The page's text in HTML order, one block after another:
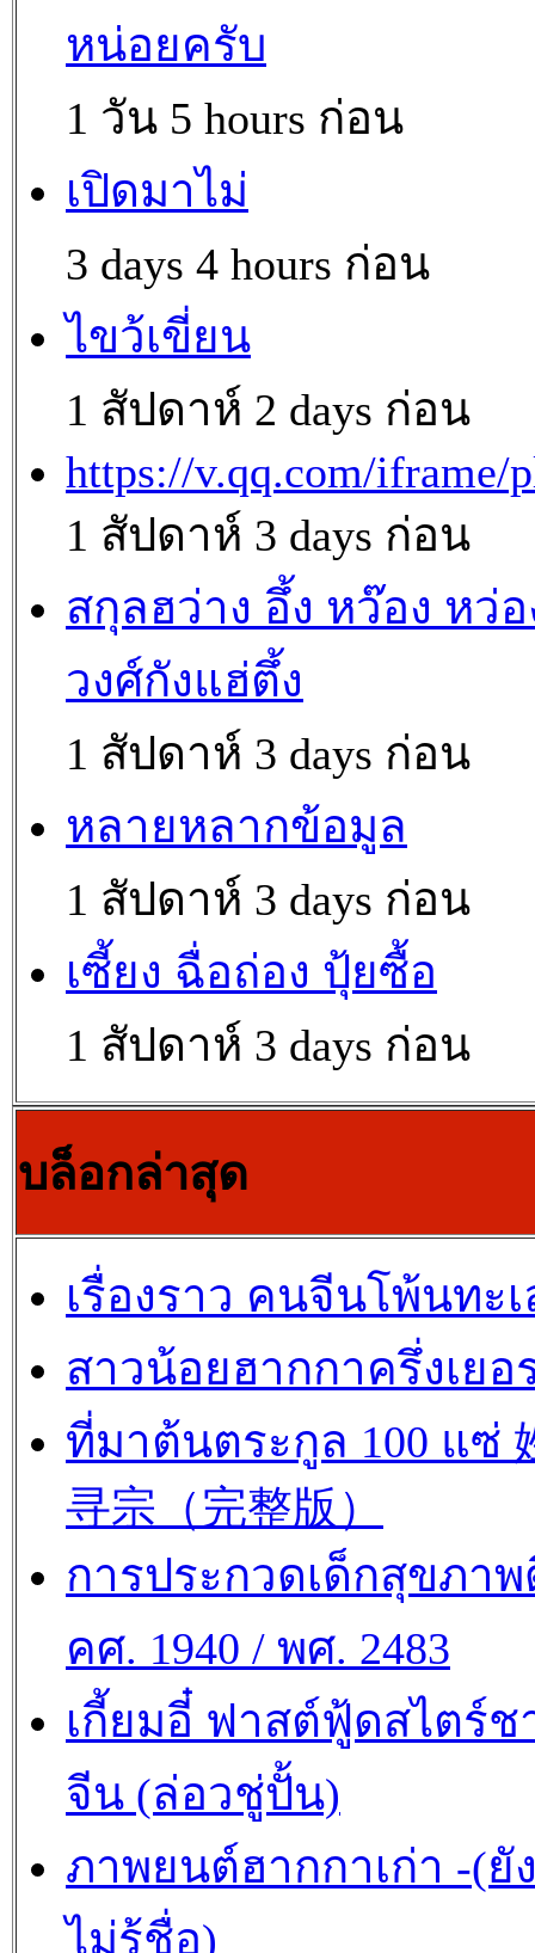
หน่อยครับ
1 วัน 5 hours ก่อน
เปิดมาไม่
3 days 4 hours ก่อน
ไขว้เขี่ยน
1 สัปดาห์ 2 days ก่อน
https://v.qq.com/iframe/
1 สัปดาห์ 3 days ก่อน
สกุลฮว่าง อึ้ง หว๊อง หว่อ
วงศ์กังแฮ่ตึ้ง
1 สัปดาห์ 3 days ก่อน
หลายหลากข้อมูล
1 สัปดาห์ 3 days ก่อน
เซี้ยง ฉื่อถ่อง ปุ้ยซื้อ
1 สัปดาห์ 3 days ก่อน
บล็อกล่าสุด
เรื่องราว คนจีนโพ้นทะ
สาวน้อยฮากกาครึ่งเยอ
ที่มาต้นตระกูล 100 แซ่
寻宗（完整版）
การประกวดเด็กสุขภา
คศ. 1940 / พศ. 2483
เกี้ยมอี๋ ฟาสต์ฟู้ดสไตร์ช
จีน (ล่อวชู่ปั้น)
ภาพยนต์ฮากกาเก่า -(ยั
ไม่รู้ชื่อ)